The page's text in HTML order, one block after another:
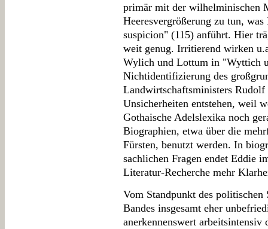
primär mit der wilhelminischen
Heeresvergrößerung zu tun,
suspicion" (115) anführt. Hier
weit genug. Irritierend wirken
Wylich und Lottum in "Wyttich
Nichtidentifizierung des
Landwirtschaftsministers
Unsicherheiten entstehen, weil
Gothaische Adelslexika noch
Biographien, etwa über die
Fürsten, benutzt werden. In
sachlichen Fragen endet Eddie
Literatur-Recherche mehr
Vom Standpunkt des
Bandes insgesamt eher
anerkennenswert